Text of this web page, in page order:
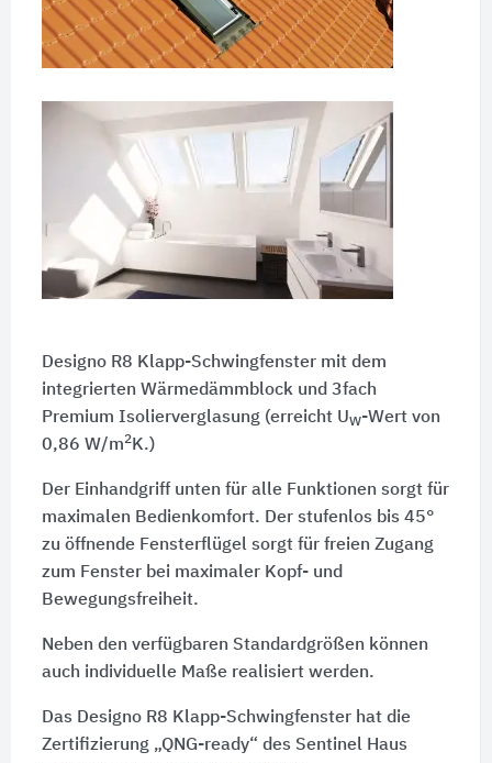
Designo R8 Klapp-Schwingfenster mit dem
integrierten Wärmedämmblock und 3fach
Premium Isolierverglasung (erreicht UW-Wert von
0,86 W/m2K.)
Der Einhandgriff unten für alle Funktionen sorgt für
maximalen Bedienkomfort. Der stufenlos bis 45°
zu öffnende Fensterflügel sorgt für freien Zugang
zum Fenster bei maximaler Kopf- und
Bewegungsfreiheit.
Neben den verfügbaren Standardgrößen können
auch individuelle Maße realisiert werden.
Das Designo R8 Klapp-Schwingfenster hat die
Zertifizierung „QNG-ready“ des Sentinel Haus